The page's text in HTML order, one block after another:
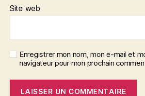
Site web
Enregistrer mon nom, mon e-mail et
navigateur pour mon prochain